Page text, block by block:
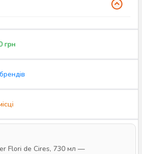
грн
Flori de Cires, 730 мл —